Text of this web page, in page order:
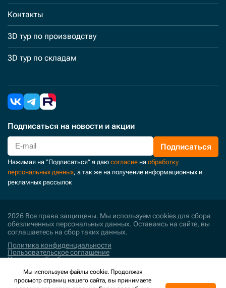
Контакты
3D тур по производству
3D тур по складам
Подписаться на новости и акции
Подписаться
Нажимая на "Подписаться" я даю согласие на обработку
персональных данных, а так же на получение информационных и
рекламных рассылок
2026 Все права защищены. Мы используем cookies для сбора
обезличенных персональных данных. Оставаясь на сайте, вы
соглашаетесь на сбор таких данных.
Политика конфиденциальности
Пользовательское соглашение
Политика обработки персональных данных
Поддержка и развитие
Мы используем файлы cookie. Продолжая
просмотр страниц нашего сайта, вы принимаете